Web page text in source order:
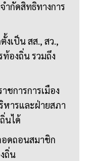
ำกัดสิทธิทางการ
งเป็น สส., สว.,
องถิ่น รวมถึง
ชการการเมือง
หารและฝ่ายสภา
นได้
ดถอนสมาชิก
ถิ่น